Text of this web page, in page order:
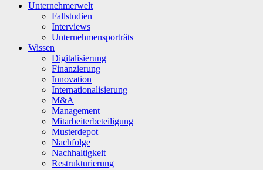
Unternehmerwelt
Fallstudien
Interviews
Unternehmensporträts
Wissen
Digitalisierung
Finanzierung
Innovation
Internationalisierung
M&A
Management
Mitarbeiterbeteiligung
Musterdepot
Nachfolge
Nachhaltigkeit
Restrukturierung